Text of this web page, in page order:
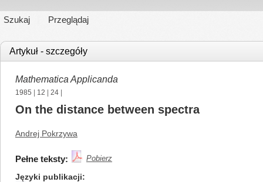
Szukaj Przeglądaj
Artykuł - szczegóły
Mathematica Applicanda
1985 12 24
On the distance between spectra
Andrej Pokrzywa
Pełne teksty: Pobierz
Języki publikacji